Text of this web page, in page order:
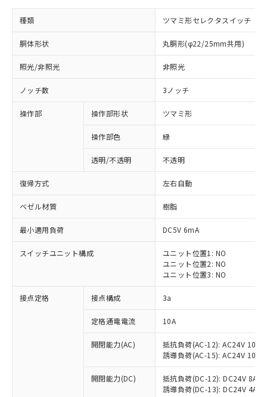
種類 ツマミ形セレクタスイッチ
胴体形状 丸胴形(φ22/25mm共用)
照光/非照光 非照光
ノッチ数 3ノッチ
操作部 操作部形状 ツマミ形
操作部色 緑
透明/不透明 不透明
復帰方式 左右自動
ベゼル材質 樹脂
最小適用負荷 DC5V 6mA
スイッチユニット構成
ユニット位置1: NO
ユニット位置2: NO
ユニット位置3: NO
接点定格 接点構成 3a
定格通電電流 10A
開閉能力(AC)
抵抗負荷(AC-12): AC24V 10A/
誘導負荷(AC-15): AC24V
開閉能力(DC)
抵抗負荷(DC-12): DC24V 8A/
誘導負荷(DC-13): DC24V 4A/
ご利用条件
対応済み：EU RoHS指令（10物質）の
非含有に対応した製品が提供可能な商品で
有に対応した製品に切り替える予定のある